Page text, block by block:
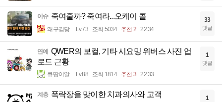
이슈 죽여줄까? 죽여라...오케이 콜
왜구김당 Lv.73 조회 5034 추천 2 22:34
33
댓글
연예 QWER의 보컬, 기타 시요밍 위버스 사진 업
로드 근황
큐땁이알 Lv.88 조회 1814 추천 3 22:33
1
댓글
계층 폭락장을 맞이한 치과의사와 고객 1